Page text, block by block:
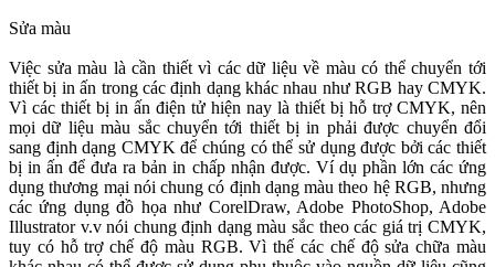
Sửa màu
Việc sửa màu là cần thiết vì các dữ liệu về màu có thể chuyển tới
thiết bị in ấn trong các định dạng khác nhau như RGB hay CMYK.
Vì các thiết bị in ấn điện tử hiện nay là thiết bị hỗ trợ CMYK, nên
mọi dữ liệu màu sắc chuyển tới thiết bị in phải được chuyển đổi
sang định dạng CMYK để chúng có thể sử dụng được bởi các thiết
bị in ấn để đưa ra bản in chấp nhận được. Ví dụ phần lớn các ứng
dụng thương mại nói chung có định dạng màu theo hệ RGB, nhưng
các ứng dụng đồ họa như CorelDraw, Adobe PhotoShop, Adobe
Illustrator v.v nói chung định dạng màu sắc theo các giá trị CMYK,
tuy có hỗ trợ chế độ màu RGB. Vì thế các chế độ sửa chữa màu